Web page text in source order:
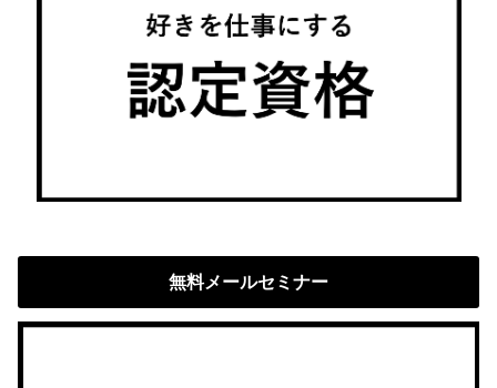
無料メールセミナー